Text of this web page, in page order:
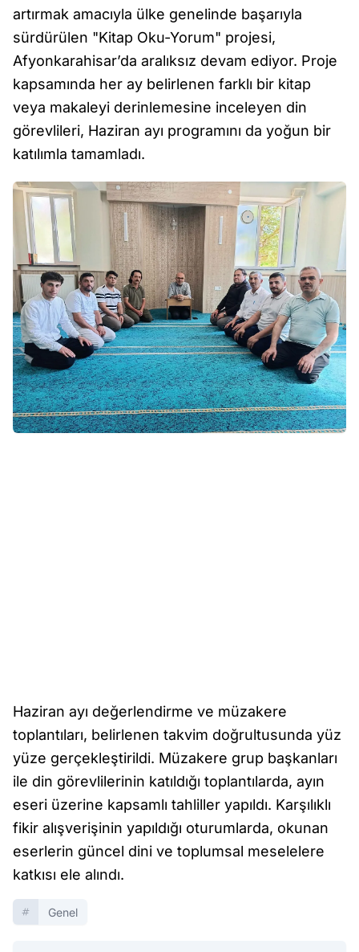
artırmak amacıyla ülke genelinde başarıyla
sürdürülen "Kitap Oku-Yorum" projesi,
Afyonkarahisar’da aralıksız devam ediyor. Proje
kapsamında her ay belirlenen farklı bir kitap
veya makaleyi derinlemesine inceleyen din
görevlileri, Haziran ayı programını da yoğun bir
katılımla tamamladı.
Haziran ayı değerlendirme ve müzakere
toplantıları, belirlenen takvim doğrultusunda yüz
yüze gerçekleştirildi. Müzakere grup başkanları
ile din görevlilerinin katıldığı toplantılarda, ayın
eseri üzerine kapsamlı tahliller yapıldı. Karşılıklı
fikir alışverişinin yapıldığı oturumlarda, okunan
eserlerin güncel dini ve toplumsal meselelere
katkısı ele alındı.
Genel